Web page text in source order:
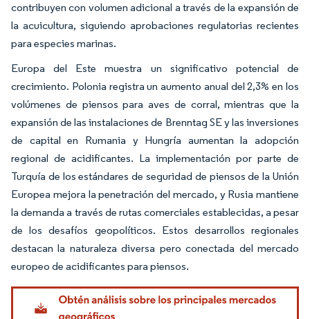
contribuyen con volumen adicional a través de la expansión de
la acuicultura, siguiendo aprobaciones regulatorias recientes
para especies marinas.
Europa del Este muestra un significativo potencial de
crecimiento. Polonia registra un aumento anual del 2,3% en los
volúmenes de piensos para aves de corral, mientras que la
expansión de las instalaciones de Brenntag SE y las inversiones
de capital en Rumania y Hungría aumentan la adopción
regional de acidificantes. La implementación por parte de
Turquía de los estándares de seguridad de piensos de la Unión
Europea mejora la penetración del mercado, y Rusia mantiene
la demanda a través de rutas comerciales establecidas, a pesar
de los desafíos geopolíticos. Estos desarrollos regionales
destacan la naturaleza diversa pero conectada del mercado
europeo de acidificantes para piensos.